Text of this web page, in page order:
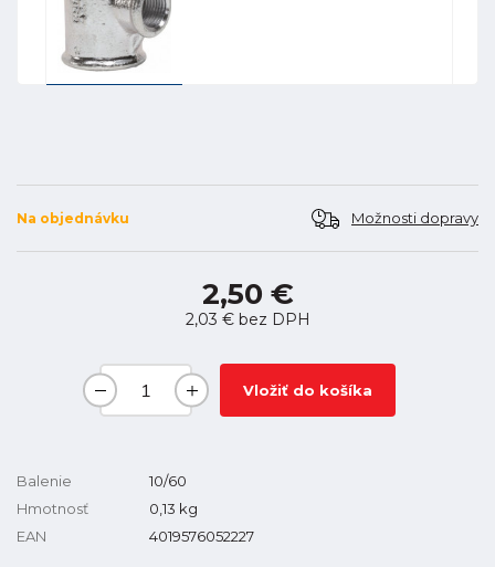
Na objednávku Možnosti dopravy
2,50 €
2,03 €bez DPH
Vložiť do košíka
Balenie
10/60
Hmotnosť
0,13 kg
EAN
4019576052227